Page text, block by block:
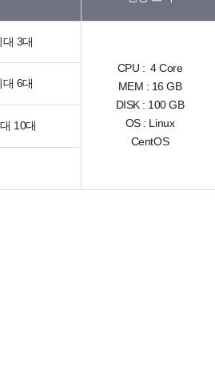
대 3대
CPU : 4 Core
MEM : 16 GB
DISK : 100 GB
OS : Linux
CentOS
대 6대
10대